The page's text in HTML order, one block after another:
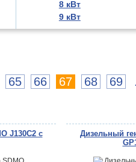
8 кВт
9 кВт
65 66 67 68 69
J130C2 с
Дизельный